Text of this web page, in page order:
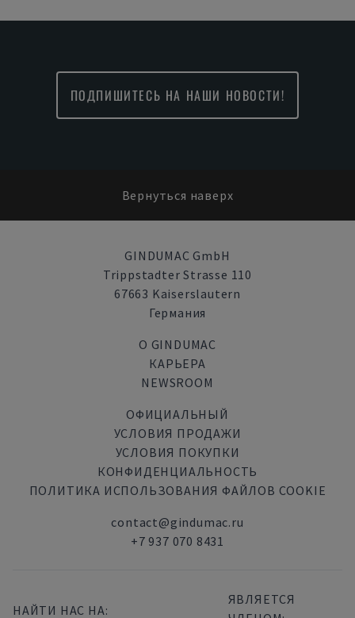
ПОДПИШИТЕСЬ НА НАШИ НОВОСТИ!
Вернуться наверх
GINDUMAC GmbH
Trippstadter Strasse 110
67663 Kaiserslautern
Германия
О GINDUMAC
КАРЬЕРА
NEWSROOM
ОФИЦИАЛЬНЫЙ
УСЛОВИЯ ПРОДАЖИ
УСЛОВИЯ ПОКУПКИ
КОНФИДЕНЦИАЛЬНОСТЬ
ПОЛИТИКА ИСПОЛЬЗОВАНИЯ ФАЙЛОВ COOKIE
contact@gindumac.ru
+7 937 070 8431
НАЙТИ НАС НА:
ЯВЛЯЕТСЯ